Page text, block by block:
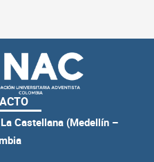
Castellana (Medellín –